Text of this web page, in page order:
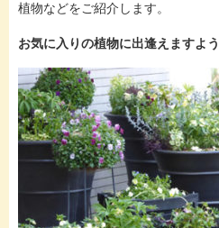
植物などをご紹介します。
お気に入りの植物に出逢えますよ